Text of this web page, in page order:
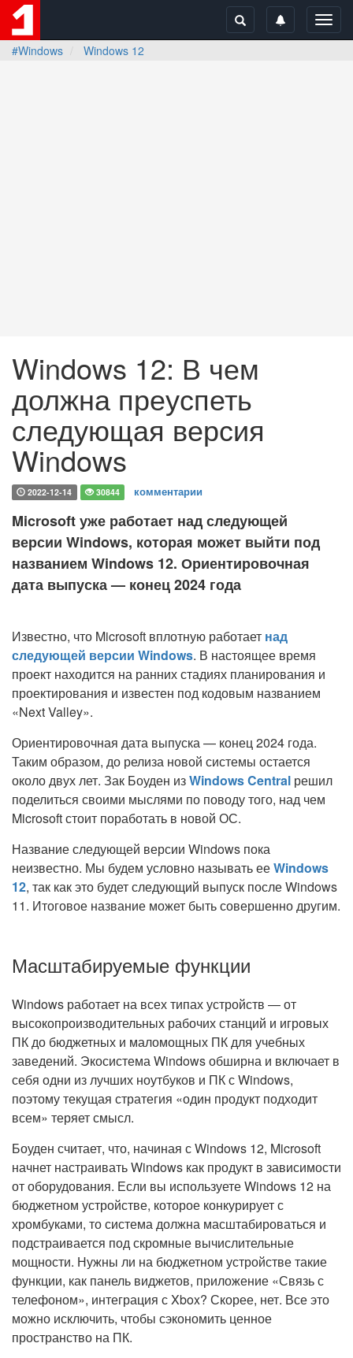
#Windows
Windows 12
Windows 12: В чем
должна преуспеть
следующая версия
Windows
2022-12-14 30844 комментарии
Microsoft уже работает над следующей
версии Windows, которая может выйти под
названием Windows 12. Ориентировочная
дата выпуска — конец 2024 года
Известно, что Microsoft вплотную работает над
следующей версии Windows. В настоящее время
проект находится на ранних стадиях планирования и
проектирования и известен под кодовым названием
«Next Valley».
Ориентировочная дата выпуска — конец 2024 года.
Таким образом, до релиза новой системы остается
около двух лет. Зак Боуден изWindows Central решил
поделиться своими мыслями по поводу того, над чем
Microsoft стоит поработать в новой ОС.
Название следующей версии Windows пока
неизвестно. Мы будем условно называть ееWindows
12, так как это будет следующий выпуск после Windows
11. Итоговое название может быть совершенно другим.
Масштабируемые функции
Windows работает на всех типах устройств — от
высокопроизводительных рабочих станций и игровых
ПК до бюджетных и маломощных ПК для учебных
заведений. Экосистема Windows обширна и включает в
себя одни из лучших ноутбуков и ПК с Windows,
поэтому текущая стратегия «один продукт подходит
всем» теряет смысл.
Боуден считает, что, начиная с Windows 12, Microsoft
начнет настраивать Windows как продукт в зависимости
от оборудования. Если вы используете Windows 12 на
бюджетном устройстве, которое конкурирует с
хромбуками, то система должна масштабироваться и
подстраивается под скромные вычислительные
мощности. Нужны ли на бюджетном устройстве такие
функции, как панель виджетов, приложение «Связь с
телефоном», интеграция с Xbox? Скорее, нет. Все это
можно исключить, чтобы сэкономить ценное
пространство на ПК.